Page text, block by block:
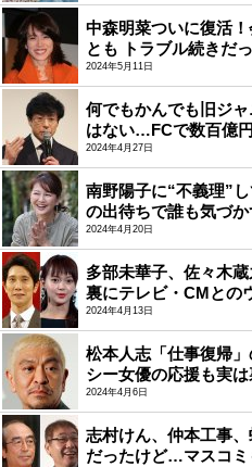
中森明菜ついに復活
とも トラブル続きだ
2024年5月11日
何でもかんでも旧ジ
はない…FCで数百億
2024年4月27日
南野陽子に“不義理”
の出待ちで誰も気づ
2024年4月20日
多部未華子、佐々木
裏にテレビ・CMとの
2024年4月13日
松本人志「仕事復帰
シー女優の応援も実は
2024年4月6日
志村けん、仲本工事
だったけど…マスコミ